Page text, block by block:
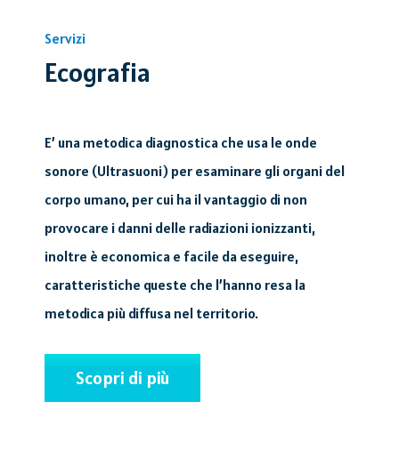
Servizi
Ecografia
E’ una metodica diagnostica che usa le onde
sonore (Ultrasuoni) per esaminare gli organi del
corpo umano, per cui ha il vantaggio di non
provocare i danni delle radiazioni ionizzanti,
inoltre è economica e facile da eseguire,
caratteristiche queste che l’hanno resa la
metodica più diffusa nel territorio.
Scopri di più